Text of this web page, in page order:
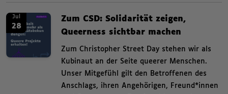
News.
Zum CSD: Solidarität zeigen,
Queerness sichtbar machen
Zum Christopher Street Day stehen wir als
Kubinaut an der Seite queerer Menschen.
Unser Mitgefühl gilt den Betroffenen des
Anschlags, ihren Angehörigen, Freund*innen
Jul
28